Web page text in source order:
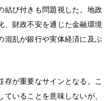
結び付きも問題視した。地政
、財政不安を通じた金融環境
混乱が銀行や実体経済に及ぶ
存が重要なサインとなる。こ
いることを意味しないが、